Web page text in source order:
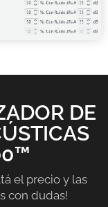
DE
el precio y las
con dudas!